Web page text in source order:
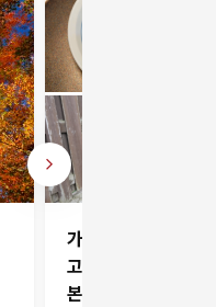
가와고에 맛집 추
고에 코우스시"에
본 요리를 맛보세요